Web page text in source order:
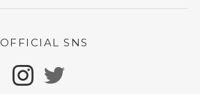
OFFICIAL SNS